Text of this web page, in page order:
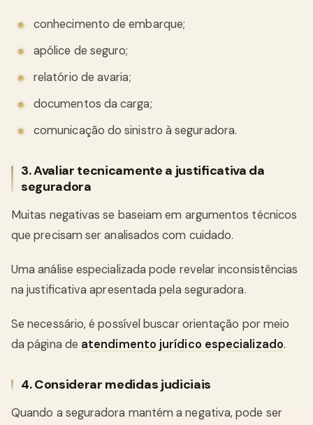
conhecimento de embarque;
apólice de seguro;
relatório de avaria;
documentos da carga;
comunicação do sinistro à seguradora.
3. Avaliar tecnicamente a justificativa da
seguradora
Muitas negativas se baseiam em argumentos técnicos
que precisam ser analisados com cuidado.
Uma análise especializada pode revelar inconsistências
na justificativa apresentada pela seguradora.
Se necessário, é possível buscar orientação por meio
da página de atendimento jurídico especializado.
4. Considerar medidas judiciais
Quando a seguradora mantém a negativa, pode ser